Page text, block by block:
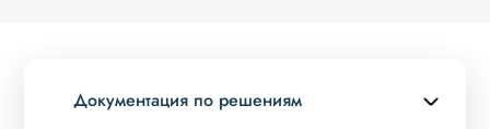
Документация по решениям